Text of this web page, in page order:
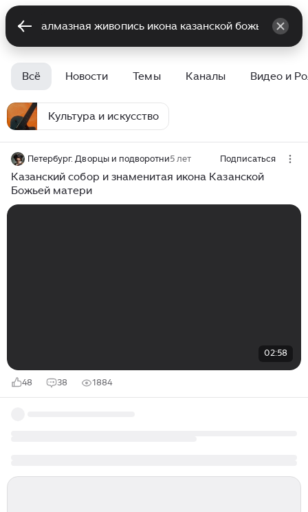
Всё Новости Темы Каналы Видео и
Культура и искусство
Петербург. Дворцы и подворотни5 лет Подписаться
Казанский собор и знаменитая икона Казанской
Божьей матери
02:58
48 38 1884